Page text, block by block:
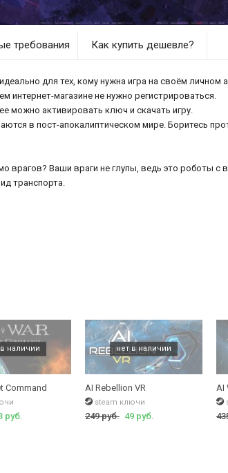
требования Как купить дешевле?
для тех, кому нужна игра на своём личном
интернет-магазине не нужно регистрироваться.
можно активировать ключ и скачать игру.
в пост-апокалиптическом мире. Боритесь
врагов? Ваши враги не глупы, ведь это роботы
транспорта.
Edition
Command
руб.
AI Rebellion VR
steam ключи
249 руб. 49 руб.
AI